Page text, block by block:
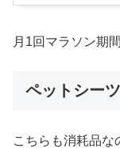
月1回マラソン期
ペットシーツ
こちらも消耗品な